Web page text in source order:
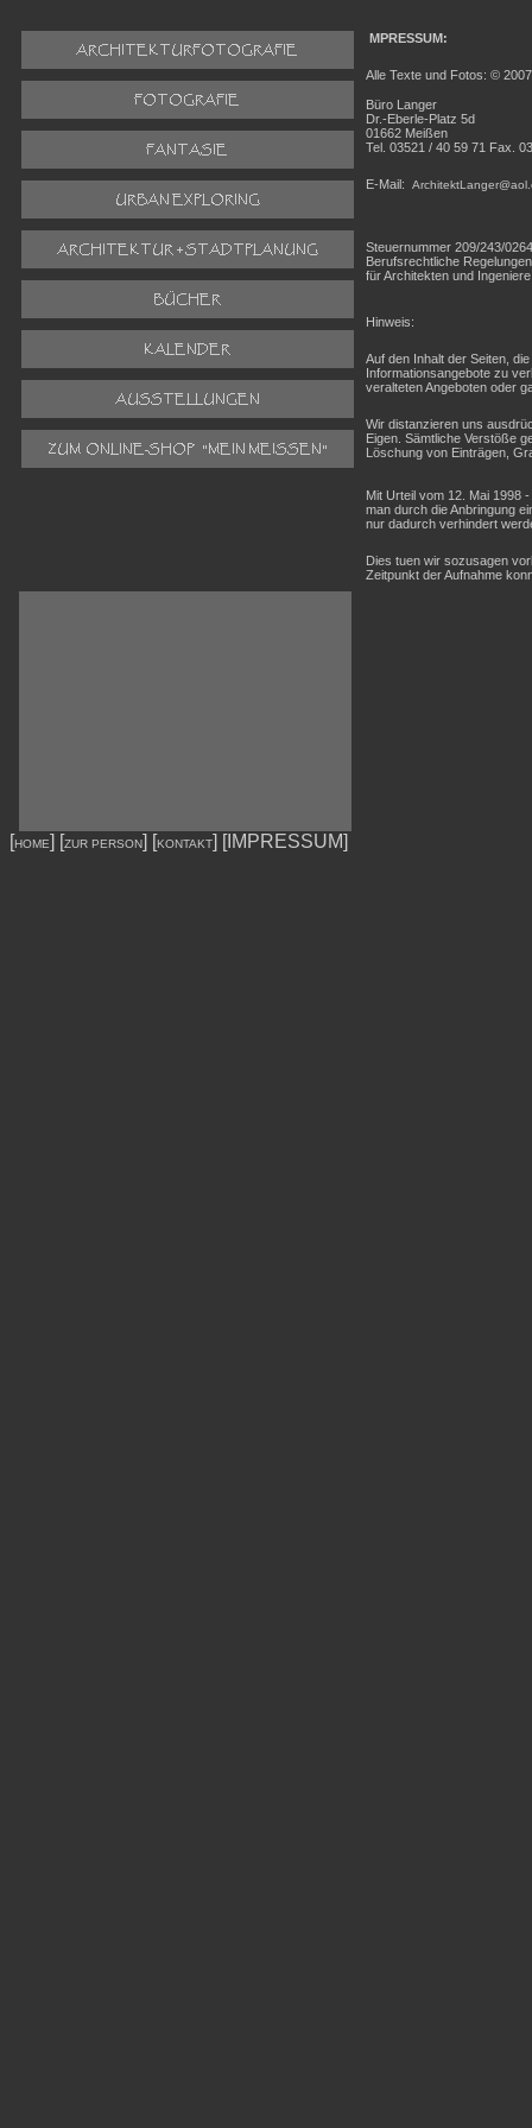
MPRESSUM:
Alle Texte und Fotos: ©
Mit Urteil vom 12. Mai 1998
man durch die Anbringung
nur dadurch verhindert
Dies tuen wir sozusagen
Zeitpunkt der Aufnahme
Hinweis:
Auf den Inhalt der Seiten,
Informationsangebote zu
veralteten Angeboten oder
Wir distanzieren uns
Eigen. Sämtliche Verstöße
Löschung von Einträgen,
Steuernummer 209/243/
Berufsrechtliche
für Architekten und
Büro Langer
Dr.-Eberle-Platz 5d
01662 Meißen
Tel. 03521 / 40 59 71 Fax.
E-Mail:
[HOME] [ZUR PERSON] [KONTAKT] [IMPRESSUM]